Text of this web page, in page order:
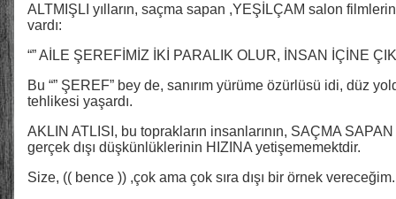
ALTMIŞLI yılların, saçma sapan ,YEŞİLÇAM salon
vardı:
“” AİLE ŞEREFİMİZ İKİ PARALIK OLUR, İNSAN İÇİNE
Bu “” ŞEREF” bey de, sanırım yürüme özürlüsü idi, düz
tehlikesi yaşardı.
AKLIN ATLISI, bu toprakların insanlarının, SAÇMA
gerçek dışı düşkünlüklerinin HIZINA yetişememektdir.
Size, (( bence )) ,çok ama çok sıra dışı bir örnek vereceğim.